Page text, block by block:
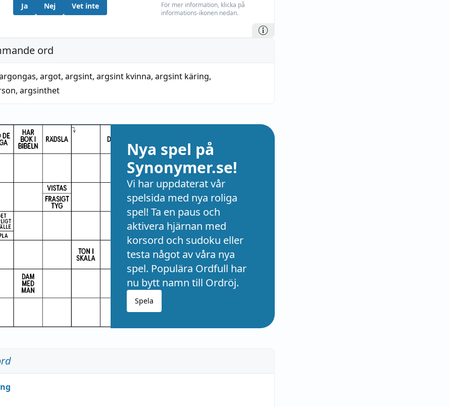
Ja Nej Vet inte
För mer information, klicka på
informations-ikonen nedan.
ord
, argot, argsint, argsint kvinna, argsint käring,
, argsinthet
Nya spel på
Synonymer.se!
Vi har uppdaterat vår
spelsida med nya roliga
spel! Ta en paus och
aktivera hjärnan med
korsord och sudoku eller
testa något av våra nya
spel. Populära Ordfull har
nu bytt namn till Ordröj.
Spela